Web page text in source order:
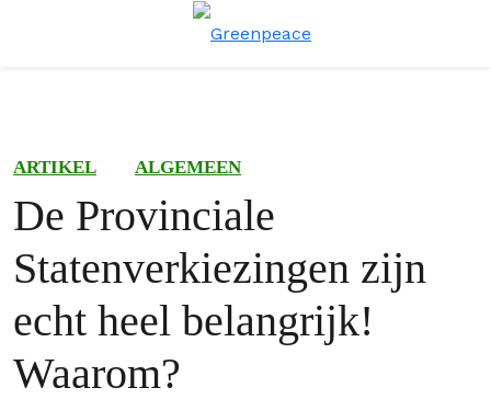
ARTIKEL ALGEMEEN
De Provinciale
Statenverkiezingen zijn
echt heel belangrijk!
Waarom?